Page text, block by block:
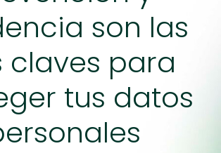
son las
claves para
tus datos